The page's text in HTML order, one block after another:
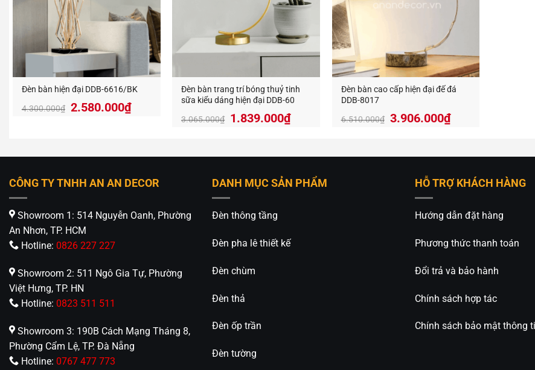
https://anandecor.vn/
Đèn bàn hiện đại DDB-6616/BK
4.300.000₫ 2.580.000₫
Đèn bàn trang trí bóng thuỷ tinh
sữa kiểu dáng hiện đại DDB-60
3.065.000₫
Giá
3.065.000₫.
1.839.000₫Giá
là:
Đèn bàn cao cấp hiện đại đế đá
DDB-8017
6.510.000₫ Giá
6.510.000₫.
3.906.000₫Giá
hiện
là:
CÔNG TY TNHH AN AN DECOR
Showroom 1: 514 Nguyễn Oanh, Phường
An Nhơn, TP. HCM
Hotline: 0826 227 227
Showroom 2: 511 Ngô Gia Tự, Phường
Việt Hưng, TP. HN
Hotline: 0823 511 511
Showroom 3: 190B Cách Mạng Tháng 8,
Phường Cẩm Lệ, TP. Đà Nẵng
Hotline: 0767 477 773
DANH MỤC SẢN PHẨM
Đèn thông tầng
Đèn pha lê thiết kế
Đèn chùm
Đèn thả
Đèn ốp trần
Đèn tường
HỖ TRỢ KHÁCH HÀNG
Hướng dẫn đặt hàng
Phương thức thanh toán
Đổi trả và bảo hành
Chính sách hợp tác
Chính sách bảo mật thông